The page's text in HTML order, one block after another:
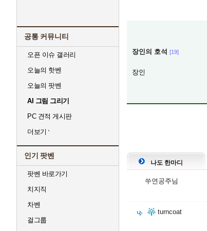
공통 커뮤니티
오픈 이슈 갤러리
오늘의 핫벤
오늘의 팟벤
AI 그림 그리기
PC 견적 게시판
더보기
인기 팟벤
팟벤 바로가기
치지직
차벤
걸그룹
장인의 호석 [19]
장인
나도 한마디
쑤연공주님
turncoat